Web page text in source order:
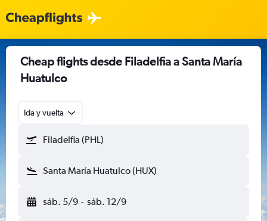
Cheap flights desde Filadelfia a Santa María
Huatulco
Ida y vuelta
Filadelfia (PHL)
Santa María Huatulco (HUX)
sáb. 5/9 - sáb. 12/9